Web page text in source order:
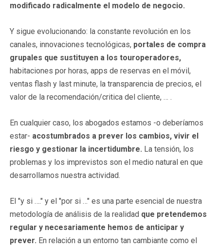
modificado radicalmente el modelo de negocio.
Y sigue evolucionando: la constante revolución en los
canales, innovaciones tecnológicas, portales de compra
grupales que sustituyen a los touroperadores,
habitaciones por horas, apps de reservas en el móvil,
ventas flash y last minute, la transparencia de precios, el
valor de la recomendación/critica del cliente, … .
En cualquier caso, los abogados estamos -o deberíamos
estar- acostumbrados a prever los cambios, vivir el
riesgo y gestionar la incertidumbre. La tensión, los
problemas y los imprevistos son el medio natural en que
desarrollamos nuestra actividad.
El "y si …." y el "por si …" es una parte esencial de nuestra
metodología de análisis de la realidad que pretendemos
regular y necesariamente hemos de anticipar y
prever. En relación a un entorno tan cambiante como el